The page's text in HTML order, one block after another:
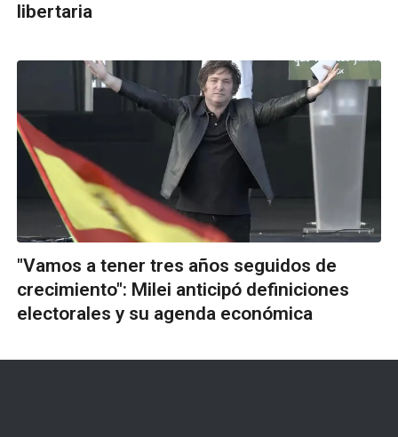
libertaria
"Vamos a tener tres años seguidos de
crecimiento": Milei anticipó definiciones
electorales y su agenda económica